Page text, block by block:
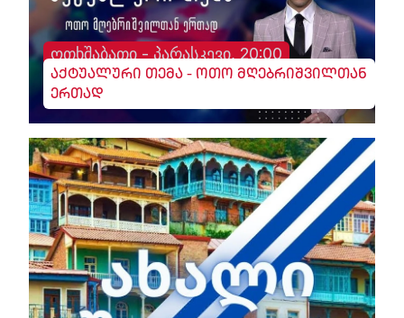
ოთხშაბათი - პარასკევი, 20:00
აქტუალური თემა - ოთო მღებრიშვილთან
ერთად